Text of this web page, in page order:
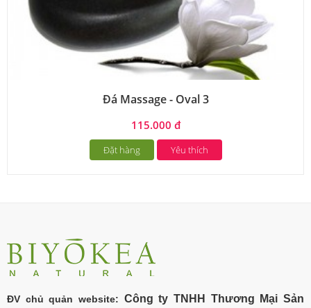
Đá Massage - Oval 3
115.000 đ
Đặt hàng Yêu thích
ĐV chủ quản website: Công ty TNHH Thương Mại Sản